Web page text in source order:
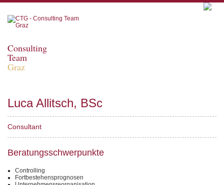
Consulting
Team
Graz
Luca Allitsch, BSc
Consultant
Beratungsschwerpunkte
Controlling
Fortbestehensprognosen